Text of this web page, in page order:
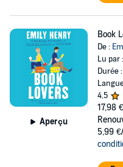
Aperçu
Book
De :
Lu par :
Durée
4,5
17,98 €
5,99